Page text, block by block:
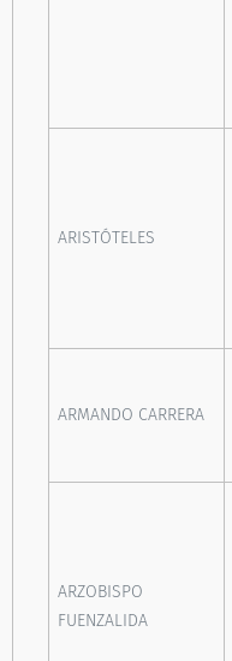
ARISTÓTELES
ARMANDO CARRERA
ARZOBISPO
FUENZALIDA